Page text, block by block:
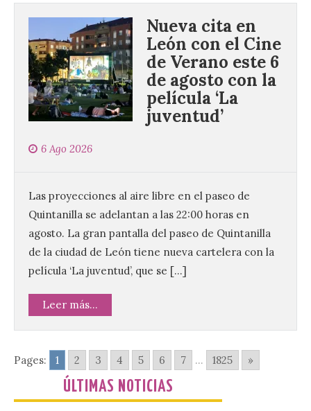
Nueva cita en
León con el Cine
de Verano este 6
de agosto con la
película ‘La
juventud’
6 Ago 2026
Las proyecciones al aire libre en el paseo de
Quintanilla se adelantan a las 22:00 horas en
agosto. La gran pantalla del paseo de Quintanilla
de la ciudad de León tiene nueva cartelera con la
película ‘La juventud’, que se […]
Leer más...
Pages: 1 2 3 4 5 6 7 ... 1825 »
ÚLTIMAS NOTICIAS
La decimoctava fotografía
de León de…viaje nos llega
desde la sede del
Parlamento Europeo en
7 Ago 2026
Nueva edición de León
de…viaje. Una iniciativa
juvenil de la Asociación
Conceyu País Llionés y el Diario de
Turismo, Ocio e Información para
jóvenes “Enredando.info”. . La
decimoctava fotografía de León de…viaje
UPL insta a la Junta a